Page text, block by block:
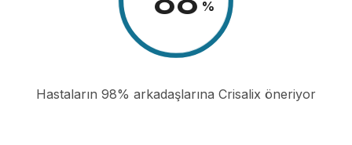
%
Hastaların 98% arkadaşlarına Crisalix öneriyor